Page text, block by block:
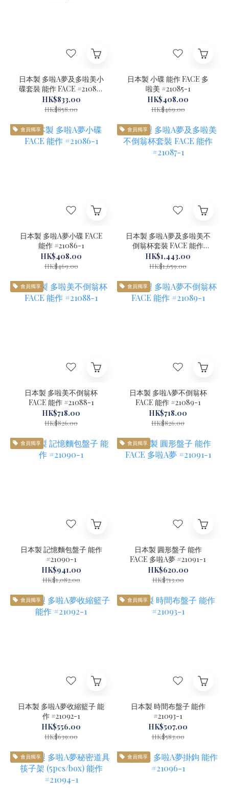
日本製 多啦A夢及多啦美小
碟套裝 能作 FACE #21084-
1
HK$833.00
HK$858.00
日本製 小碟 能作 FACE 多
啦美 #21085-1
HK$408.00
HK$469.00
會員獨享
日本製 多啦A夢小碟 FACE
能作 #21086-1
HK$408.00
HK$469.00
會員獨享
日本製 多啦A夢及多啦美不
倒翁杯套裝 FACE 能作
#21087-1
HK$1,443.00
HK$1,659.00
會員獨享
日本製 多啦美不倒翁杯
FACE 能作 #21088-1
HK$718.00
HK$826.00
會員獨享
日本製 多啦A夢不倒翁杯
FACE 能作 #21089-1
HK$718.00
HK$826.00
會員獨享
日本製 記憶麵包盤子 能作
#21090-1
HK$941.00
HK$1,082.00
會員獨享
日本製 圓形盤子 能作
FACE 多啦A夢 #21091-1
HK$620.00
HK$713.00
會員獨享
日本製 多啦A夢收縮籃子 能
作 #21092-1
HK$556.00
HK$639.00
會員獨享
日本製 時間布盤子 能作
#21093-1
HK$507.00
HK$583.00
會員獨享 會員獨享